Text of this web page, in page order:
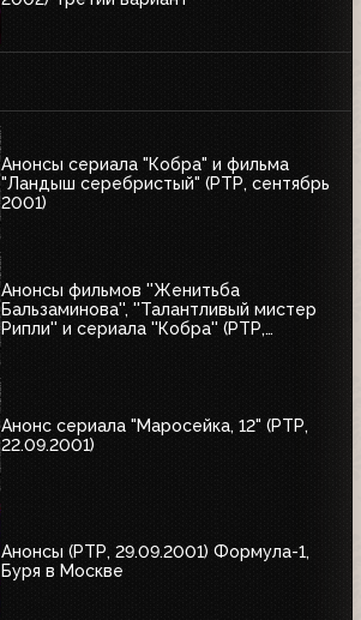
Анонсы сериала "Кобра" и фильма
"Ландыш серебристый" (РТР, сентябрь
2001)
Анонсы фильмов ''Женитьба
Бальзаминова'', ''Талантливый мистер
Рипли'' и сериала ''Кобра'' (РТР,
Анонс сериала "Маросейка, 12" (РТР,
22.09.2001)
Анонсы (РТР, 29.09.2001) Формула-1,
Буря в Москве